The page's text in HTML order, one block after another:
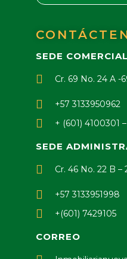
SEDE COMERCIAL
Cr. 69 No. 24 A -
+57 3133950962
+ (601) 4100301
SEDE
Cr. 46 No. 22 B
+57 3133951998
+(601) 7429105
CORREO